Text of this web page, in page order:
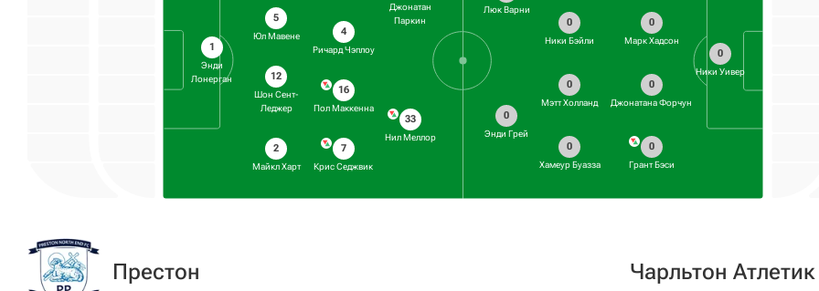
1
Энди
Лонерган
5
Юл Мавене
12
Шон Сент-
Леджер
2
Майкл Харт
4
Ричард Чэплоу
16
Пол Маккенна
7
Крис Седжвик
Джонатан
Паркин
33
Нил Меллор
0
Ники Уивер
0
Марк Хадсон
0
Джонатана Форчун
0
Грант Бэси
0
Ники Бэйли
0
Мэтт Холланд
0
Хамеур Буазза
Люк Варни
0
Энди Грей
Престон Чарльтон Атлетик